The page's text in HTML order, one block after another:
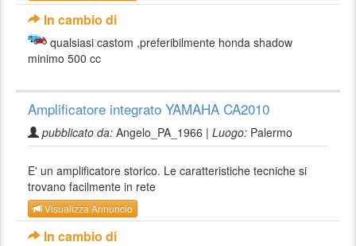
In cambio di
qualsiasi castom ,preferibilmente honda shadow
minimo 500 cc
Amplificatore integrato YAMAHA CA2010
pubblicato da: Angelo_PA_1966 | Luogo: Palermo
E' un amplificatore storico. Le caratteristiche tecniche si
trovano facilmente in rete
Visualizza Annuncio
In cambio di